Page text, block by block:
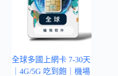
全球多國上網卡 7-30天
｜4G/5G 吃到飽｜機場